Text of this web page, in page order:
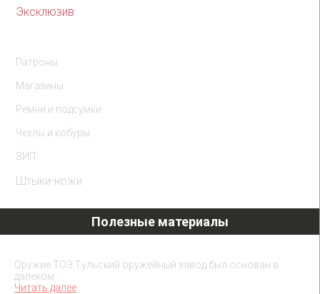
Эксклюзив
Патроны
Магазины
Ремни и подсумки
Чехлы и кобуры
ЗИП
Штыки-ножи
Полезные материалы
Оружие ТОЗ Тульский оружейный завод был основан в
далеком…
Читать далее